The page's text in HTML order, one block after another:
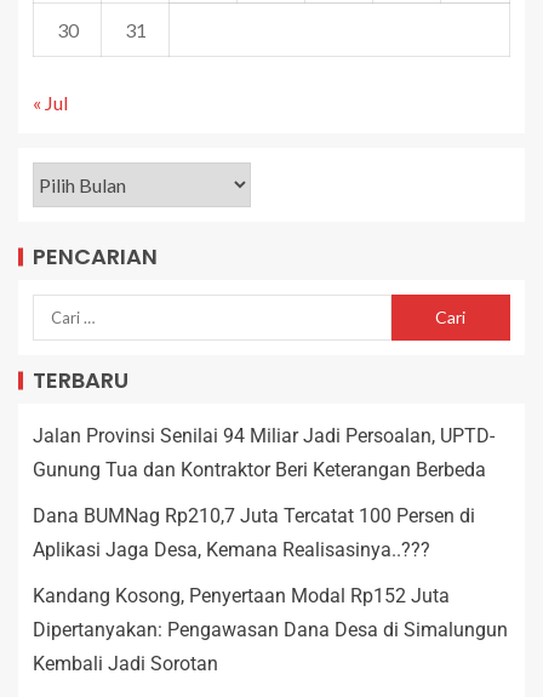
30 31
« Jul
PENCARIAN
TERBARU
Jalan Provinsi Senilai 94 Miliar Jadi Persoalan, UPTD-
Gunung Tua dan Kontraktor Beri Keterangan Berbeda
Dana BUMNag Rp210,7 Juta Tercatat 100 Persen di
Aplikasi Jaga Desa, Kemana Realisasinya..???
Kandang Kosong, Penyertaan Modal Rp152 Juta
Dipertanyakan: Pengawasan Dana Desa di Simalungun
Kembali Jadi Sorotan